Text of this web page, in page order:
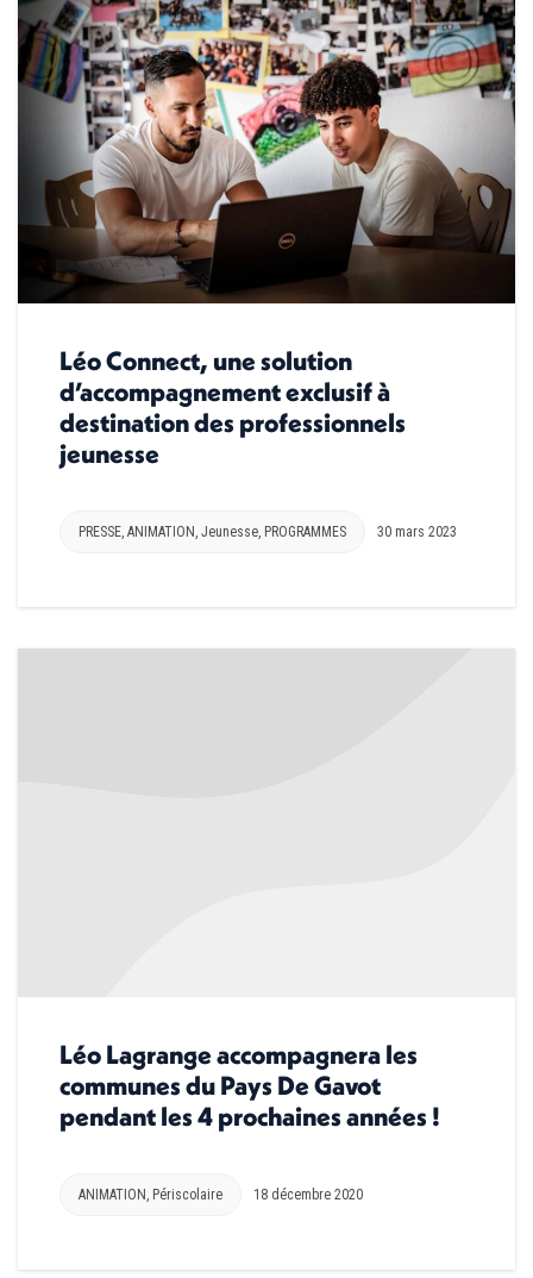
Léo Connect, une solution
d’accompagnement exclusif à
destination des professionnels
jeunesse
PRESSE, ANIMATION , Jeunesse, PROGRAMMES 30 mars 2023
Léo Lagrange accompagnera les
communes du Pays De Gavot
pendant les 4 prochaines années !
ANIMATION Périscolaire 18 décembre 2020